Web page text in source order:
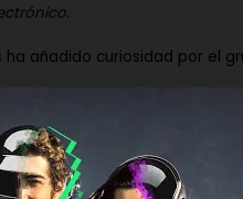
.
ha añadido curiosidad por el